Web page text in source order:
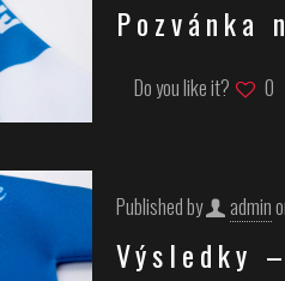
Pozvánka
Do you like it? 0
Published by admin
Výsledky